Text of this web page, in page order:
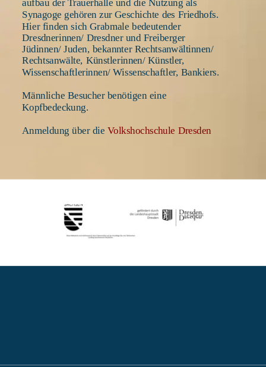
aufbau der Trauerhalle und die Nutzung als
Synagoge gehören zur Geschichte des Friedhofs.
Hier finden sich Grabmale bedeutender
Dresdnerinnen/ Dresdner und Freiberger
Jüdinnen/ Juden, bekannter Rechtsanwältinnen/
Rechtsanwälte, Künstlerinnen/ Künstler,
Wissenschaftlerinnen/ Wissenschaftler, Bankiers.
Männliche Besucher benötigen eine
Kopfbedeckung.
Anmeldung über die Volkshochschule Dresden